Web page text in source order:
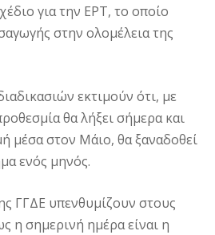
για την ΕΡΤ, το οποίο
στην ολομέλεια της
εκτιμούν ότι, με
θα λήξει σήμερα και
μέσα στον Μάιο, θα ξαναδοθεί
ενός μηνός.
ΓΓΔΕ υπενθυμίζουν στους
η σημερινή ημέρα είναι η